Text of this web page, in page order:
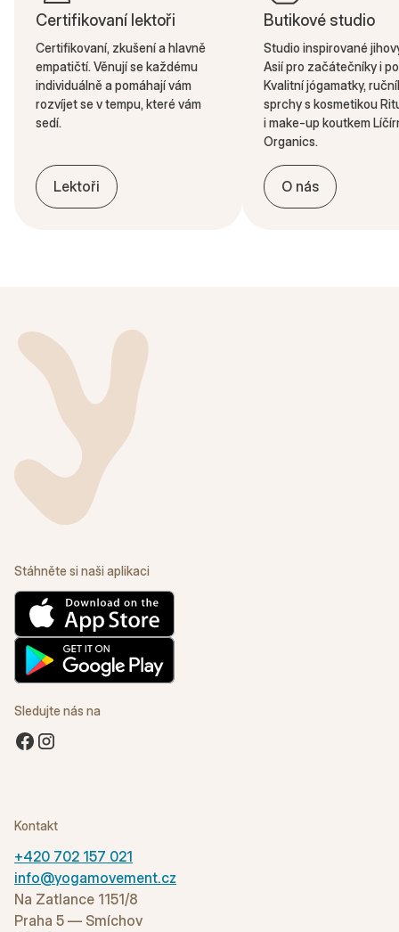
Certifikovaní lektoři
Certifikovaní, zkušení a hlavně
empatičtí. Věnují se každému
individuálně a pomáhají vám
rozvíjet se v tempu, které vám
sedí.
Lektoři
Butikové studio
Studio inspirované
Asií pro začátečníky i
Kvalitní jógamatky,
sprchy s kosmetikou
i make-up koutkem
Organics.
O nás
Stáhněte si naši aplikaci
Sledujte nás na
Kontakt
+420 702 157 021
info@yogamovement.cz
Na Zatlance 1151/8
Praha 5 — Smíchov